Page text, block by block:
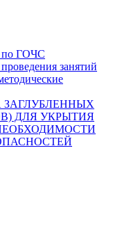
по ГОЧС
занятий
ЗАГЛУБЛЕННЫХ
ДЛЯ УКРЫТИЯ